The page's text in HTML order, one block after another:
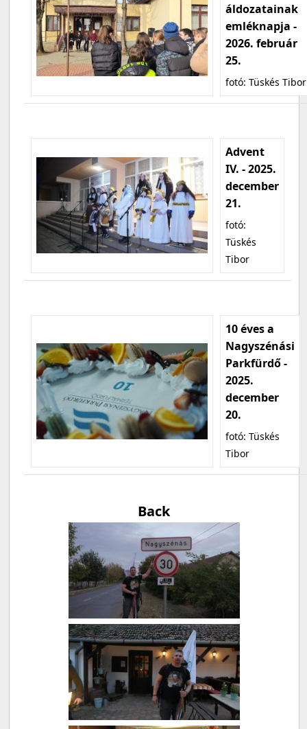
áldozatainak
emléknapja -
2026. február
25.
fotó: Tüskés Tibor
Advent
IV. - 2025.
december
21.
fotó:
Tüskés
Tibor
10 éves a
Nagyszénási
Parkfürdő -
2025.
december
20.
fotó: Tüskés
Tibor
Back